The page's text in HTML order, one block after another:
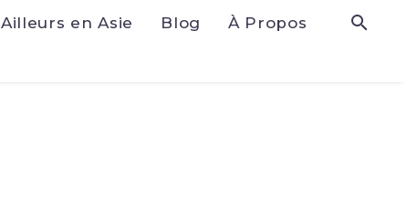
Ailleurs en Asie Blog À Propos